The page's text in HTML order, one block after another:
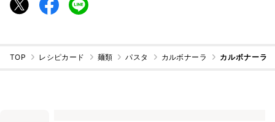
TOP レシピカード 麺類 パスタ カルボナーラ カルボナーラ